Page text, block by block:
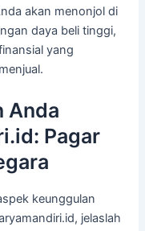
akan menonjol di
daya beli tinggi,
yang
Anda
Pagar
keunggulan
jelaslah